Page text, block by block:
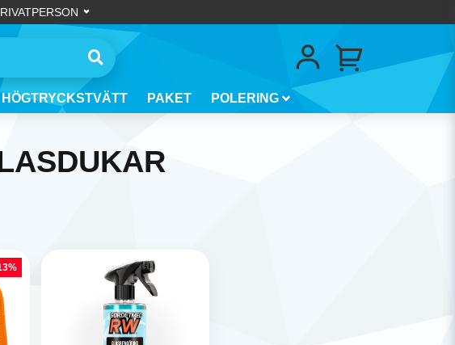
HÖGTRYCKSTVÄTT PAKET POLERING